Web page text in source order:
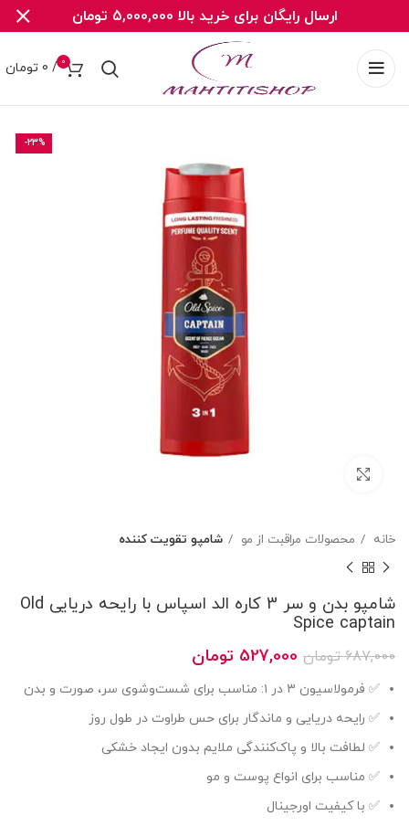
0
/
0 تومان
-23%
خانه محصولات مراقبت از مو شامپو تقویت کننده
شامپو بدن و سر 3 کاره الد اسپاس با رایحه دریایی Old
Spice captain
687,000 تومان قیمت
687,000 تومان
بود.
527,000 تومان
527,000 تومان
است.
✅ فرمولاسیون ۳ در ۱: مناسب برای شست‌وشوی سر، صورت و بدن
✅ رایحه دریایی و ماندگار برای حس طراوت در طول روز
✅ لطافت بالا و پاک‌کنندگی ملایم بدون ایجاد خشکی
✅ مناسب برای انواع پوست و مو
✅ با کیفیت اورجینال
ارسال رایگان برای خرید بالا 5,000,000 تومان